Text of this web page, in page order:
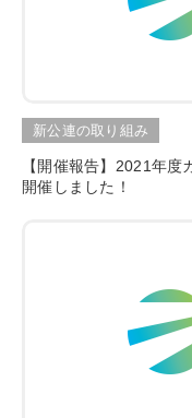
新公連の取り組み
【開催報告】2021年
開催しました！